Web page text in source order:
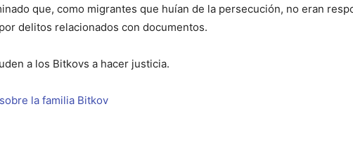
que, como migrantes que huían de la persecución, no eran
delitos relacionados con documentos.
a los Bitkovs a hacer justicia.
la familia Bitkov